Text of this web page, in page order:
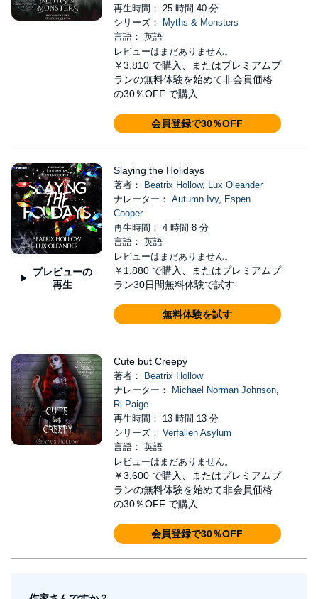
再生時間： 25 時間 40 分
シリーズ：
Myths & Monsters
言語： 英語
レビューはまだありません。
￥3,810 で購入、またはプレミアムプ
ランの無料体験を始めて非会員価格
の30％OFF で購入
会員登録で30％OFF
プレビューの
再生
Slaying the Holidays
著者： Beatrix Hollow, Lux Oleander
ナレーター： Autumn Ivy, Espen
Cooper
再生時間： 4 時間 8 分
言語： 英語
レビューはまだありません。
￥1,880 で購入、またはプレミアムプ
ラン30日間無料体験で試す
無料体験を試す
Cute but Creepy
著者：
Beatrix Hollow
ナレーター：
Michael Norman Johnson,
Ri Paige
再生時間： 13 時間 13 分
シリーズ： Verfallen Asylum
言語： 英語
レビューはまだありません。
￥3,600 で購入、またはプレミアムプ
ランの無料体験を始めて非会員価格
の30％OFF で購入
会員登録で30％OFF